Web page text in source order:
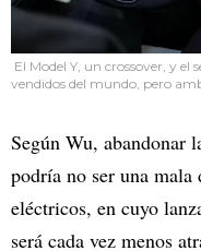
El Model Y, un crossover, y el
vendidos del mundo, pero
Según Wu, abandonar
podría no ser una
eléctricos, en cuyo
será cada vez menos